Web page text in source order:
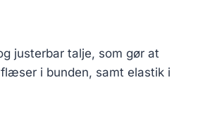
justerbar talje, som gør at
i bunden, samt elastik i